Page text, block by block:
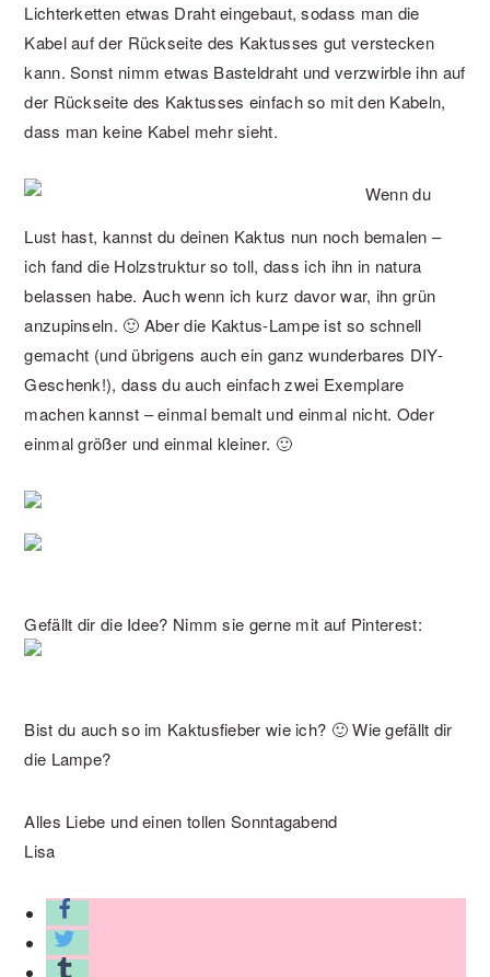
Lichterketten etwas Draht eingebaut, sodass man die
Kabel auf der Rückseite des Kaktusses gut verstecken
kann. Sonst nimm etwas Basteldraht und verzwirble ihn auf
der Rückseite des Kaktusses einfach so mit den Kabeln,
dass man keine Kabel mehr sieht.
Wenn du
Lust hast, kannst du deinen Kaktus nun noch bemalen –
ich fand die Holzstruktur so toll, dass ich ihn in natura
belassen habe. Auch wenn ich kurz davor war, ihn grün
anzupinseln. 🙂 Aber die Kaktus-Lampe ist so schnell
gemacht (und übrigens auch ein ganz wunderbares DIY-
Geschenk!), dass du auch einfach zwei Exemplare
machen kannst – einmal bemalt und einmal nicht. Oder
einmal größer und einmal kleiner. 🙂
Gefällt dir die Idee? Nimm sie gerne mit auf Pinterest:
Bist du auch so im Kaktusfieber wie ich? 🙂 Wie gefällt dir
die Lampe?
Alles Liebe und einen tollen Sonntagabend
Lisa